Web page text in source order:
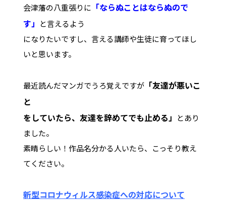
会津藩の八重張りに 「ならぬことはならぬので
す」
と言えるよう
になりたいですし、言える講師や生徒に育ってほし
いと思います。
最近読んだマンガでうろ覚えですが「友達が悪いこ
と
をしていたら、友達を辞めてでも止める」
とあり
ました。
素晴らしい！作品名分かる人いたら、こっそり教え
てください。
新型コロナウィルス感染症への対応について